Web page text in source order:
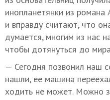
инопланетянки из романа
и вправду считают, что
думается, многим из нас
чтобы дотянуться до
— Сегодня позвонил наш
нашли, ее машина
ходить не может. Можно